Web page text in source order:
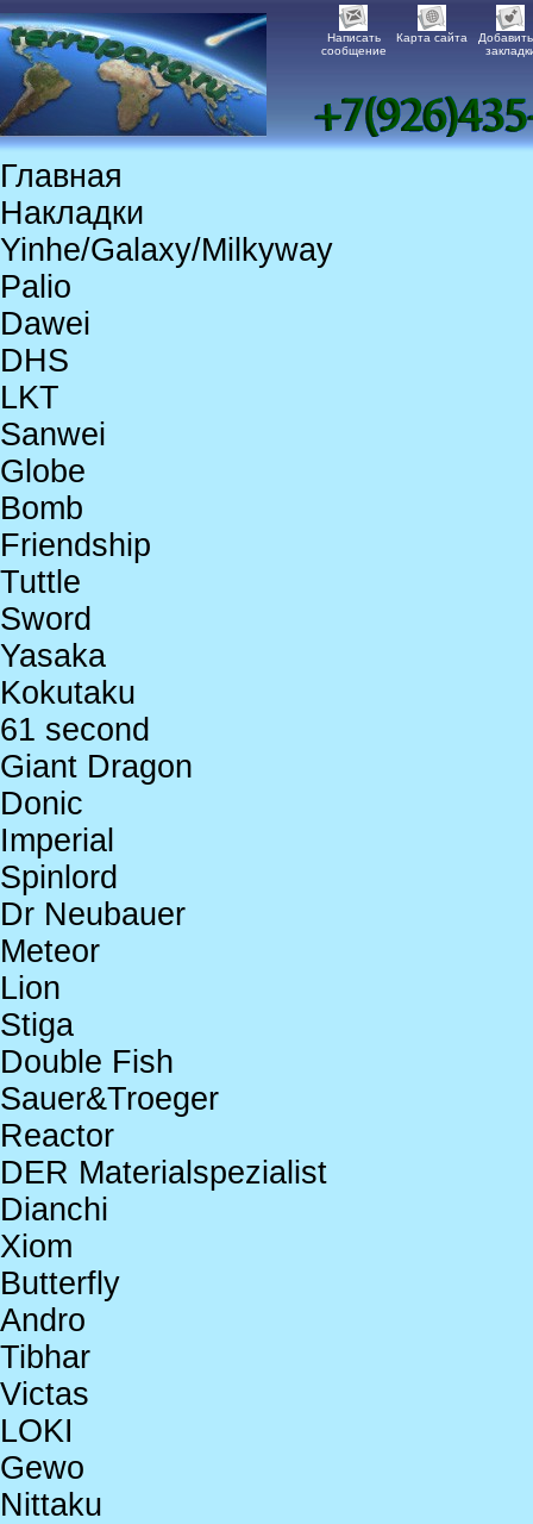
Написать
сообщение
Карта сайта
Главная
Накладки
Yinhe/Galaxy/Milkyway
Palio
Dawei
DHS
LKT
Sanwei
Globe
Bomb
Friendship
Tuttle
Sword
Yasaka
Kokutaku
61 second
Giant Dragon
Donic
Imperial
Spinlord
Dr Neubauer
Meteor
Lion
Stiga
Double Fish
Sauer&Troeger
Reactor
DER Materialspezialist
Dianchi
Xiom
Butterfly
Andro
Tibhar
Victas
LOKI
Gewo
Nittaku